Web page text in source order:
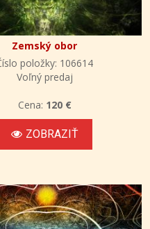
Zemský obor
položky: 106614
Voľný predaj
Cena: 120 €
ZOBRAZIŤ